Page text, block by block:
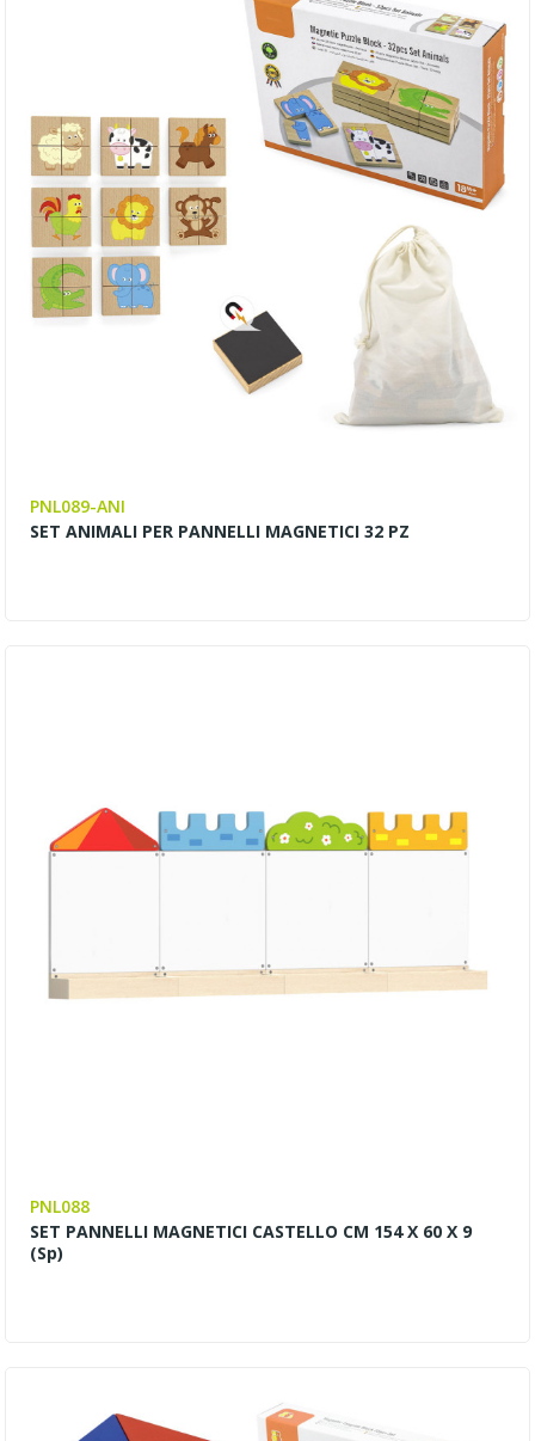
PNL089-ANI
SET ANIMALI PER PANNELLI MAGNETICI 32 PZ
PNL088
SET PANNELLI MAGNETICI CASTELLO CM 154 X 60 X 9
(sp)